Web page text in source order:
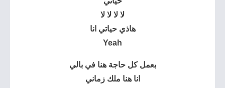
لا لا لا لا
هاذي حياتي انا
Yeah
بعمل كل حاجة هنا في بالي
انا هنا ملك زماني